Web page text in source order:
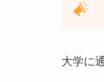
大学に